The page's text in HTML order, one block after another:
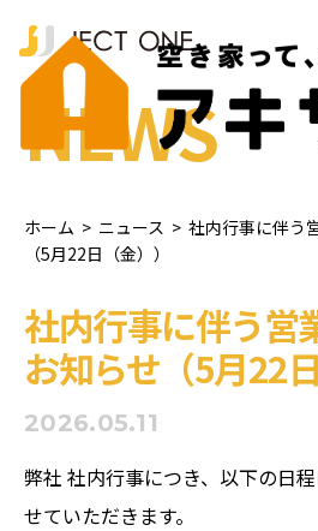
NEWS
ホーム > ニュース > 社内行事に伴う
（5月22日（金））
社内行事に伴う営
お知らせ（5月22
2026.05.11
弊社 社内行事につき、以下の日
せていただきます。